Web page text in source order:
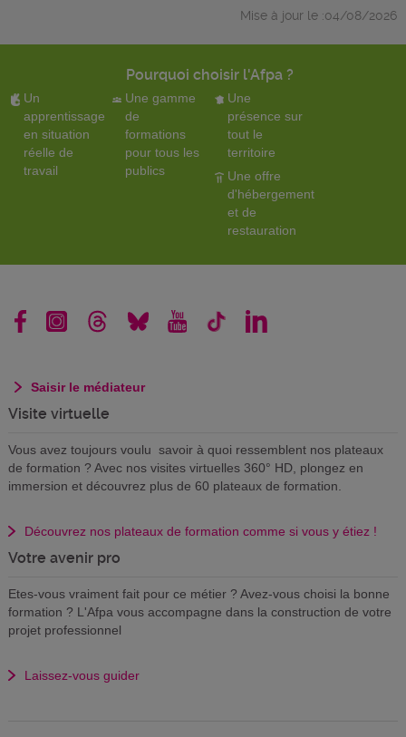
Mise à jour le :04/08/2026
Pourquoi choisir l'Afpa ?
Un
apprentissage
en situation
réelle de
travail
Une gamme
de
formations
pour tous les
publics
Une
présence sur
tout le
territoire
Une offre
d'hébergement
et de
restauration
Saisir le médiateur
Visite virtuelle
Vous avez toujours voulu savoir à quoi ressemblent nos plateaux
de formation ? Avec nos visites virtuelles 360° HD, plongez en
immersion et découvrez plus de 60 plateaux de formation.
Découvrez nos plateaux de formation comme si vous y étiez !
Votre avenir pro
Etes-vous vraiment fait pour ce métier ? Avez-vous choisi la bonne
formation ? L'Afpa vous accompagne dans la construction de votre
projet professionnel
Laissez-vous guider